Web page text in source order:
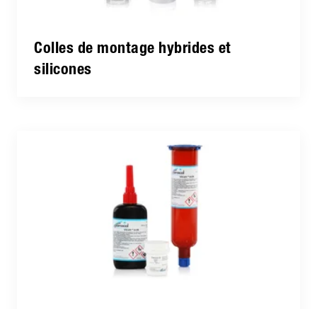
Colles de montage hybrides et
silicones